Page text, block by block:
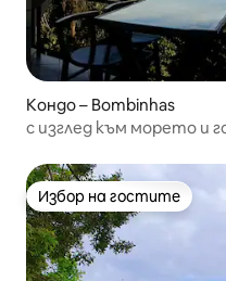
Кондо – Bombinhas
с изглед към морето и
Избор на гостите
Избор на гостите